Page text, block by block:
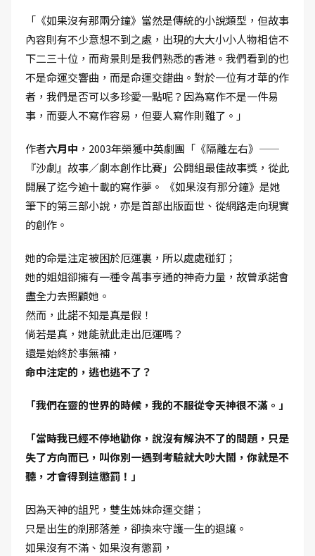
「《如果沒有那兩分鐘》當然是傳統的小說類型，但故事
內容則有不少意想不到之處，出現的大大小小人物相信不
下二三十位，而背景則是我們熟悉的香港。我們看到的也
不是命運交響曲，而是命運交錯曲。對於一位有才華的作
者，我們是否可以多珍愛一點呢？因為寫作不是一件易
事，而要人不寫作容易，但要人寫作則難了。」
作者六月中 ，2003年榮獲中英劇團「《隔離左右》——
『沙劇』故事／劇本創作比賽」公開組最佳故事獎，從此
開展了迄今逾十載的寫作夢。 《如果沒有那分鐘》是她
筆下的第三部小說，亦是首部出版面世、從網路走向現實
的創作。
她的命是注定被困於厄運裏，所以處處碰釘；
她的姐姐卻擁有一種令萬事亨通的神奇力量，故曾承諾會
盡全力去照顧她。
然而，此諾不知是真是假！
倘若是真，她能就此走出厄運嗎？
還是始終於事無補，
命中注定的，逃也逃不了？
「我們在靈的世界的時候，我的不服從令天神很不滿。」
「當時我已經不停地勸你，說沒有解決不了的問題，只是
失了方向而已，叫你別一遇到考驗就大吵大鬧，你就是不
聽，才會得到這懲罰！」
因為天神的詛咒，雙生姊妹命運交錯；
只是出生的剎那落差，卻換來守護一生的退讓。
如果沒有不滿、如果沒有懲罰，